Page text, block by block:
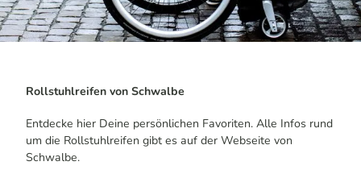
Rollstuhlreifen von Schwalbe
Entdecke hier Deine persönlichen Favoriten. Alle Infos rund
um die Rollstuhlreifen gibt es auf der Webseite von
Schwalbe.